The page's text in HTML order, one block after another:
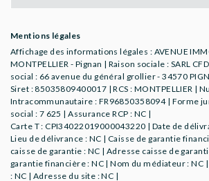
Mentions légales
Affichage des informations légales : AVENUE
MONTPELLIER - Pignan | Raison sociale : SARL
social : 66 avenue du général grollier - 34570
Siret : 85035809400017 | RCS : MONTPELLIER |
Intracommunautaire : FR96850358094 | Forme
social : 7 625 | Assurance RCP : NC |
Carte T : CPI34022019000043220 | Date de
Lieu de délivrance : NC | Caisse de garantie
caisse de garantie : NC | Adresse caisse de
garantie financière : NC | Nom du médiateur : NC
: NC | Adresse du site : NC |